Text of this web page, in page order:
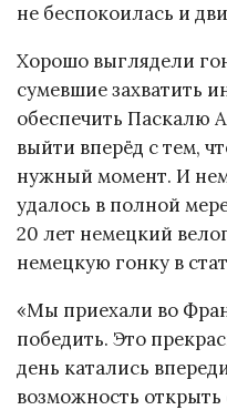
не беспокоилась и
Хорошо выглядели
сумевшие захватить
обеспечить Паскалю
выйти вперёд с тем,
нужный момент. И
удалось в полной
20 лет немецкий
немецкую гонку в
«Мы приехали во
победить. Это
день катались
возможность